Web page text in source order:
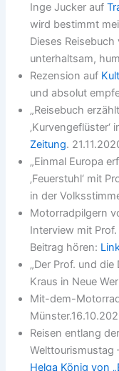
Inge Jucker auf
wird bestimmt
Dieses
unterhaltsam,
Rezension auf
und absolut
„Reisebuch
Zeitung.
„Einmal Europa
‚Feuerstuhl‘ mit
in der
Motorradpilgern
Interview mit
Beitrag hören:
„Der Prof. und
Kraus in Neue
Mit-dem-
Reisen entlang
Helga König von